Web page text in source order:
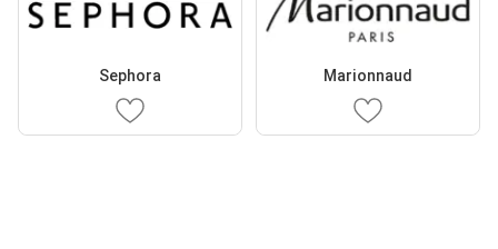
Sephora Marionnaud